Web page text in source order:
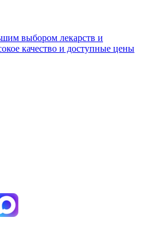
выбором лекарств и
качество и доступные цены